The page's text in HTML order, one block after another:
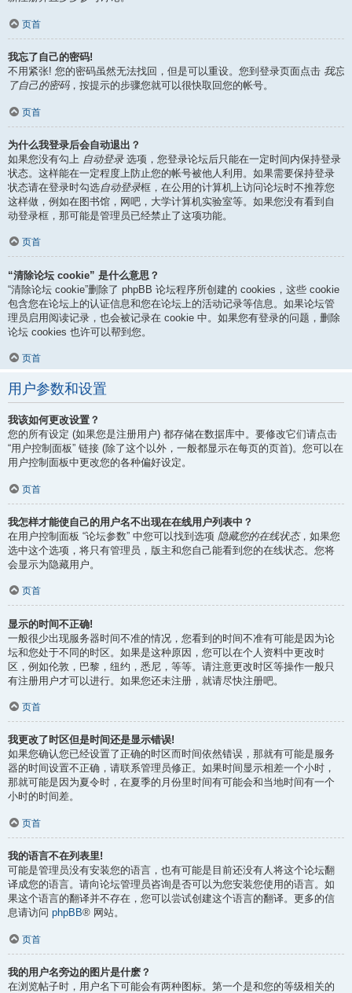
页首
我忘了自己的密码!
不用紧张! 您的密码虽然无法找回，但是可以重设。您到登录页面点击 我忘
了自己的密码，按提示的步骤您就可以很快取回您的帐号。
页首
为什么我登录后会自动退出？
如果您没有勾上 自动登录选项，您登录论坛后只能在一定时间内保持登录
状态。这样能在一定程度上防止您的帐号被他人利用。如果需要保持登录
状态请在登录时勾选自动登录框，在公用的计算机上访问论坛时不推荐您
这样做，例如在图书馆，网吧，大学计算机实验室等。如果您没有看到自
动登录框，那可能是管理员已经禁止了这项功能。
页首
“清除论坛 cookie” 是什么意思？
“清除论坛 cookie”删除了 phpBB 论坛程序所创建的 cookies，这些 cookie
包含您在论坛上的认证信息和您在论坛上的活动记录等信息。如果论坛管
理员启用阅读记录，也会被记录在 cookie 中。如果您有登录的问题，删除
论坛 cookies 也许可以帮到您。
页首
用户参数和设置
我该如何更改设置？
您的所有设定 (如果您是注册用户) 都存储在数据库中。要修改它们请点击
“用户控制面板” 链接 (除了这个以外，一般都显示在每页的页首)。您可以在
用户控制面板中更改您的各种偏好设定。
页首
我怎样才能使自己的用户名不出现在在线用户列表中？
在用户控制面板 “论坛参数” 中您可以找到选项 隐藏您的在线状态，如果您
选中这个选项，将只有管理员，版主和您自己能看到您的在线状态。您将
会显示为隐藏用户。
页首
显示的时间不正确!
一般很少出现服务器时间不准的情况，您看到的时间不准有可能是因为论
坛和您处于不同的时区。如果是这种原因，您可以在个人资料中更改时
区，例如伦敦，巴黎，纽约，悉尼，等等。请注意更改时区等操作一般只
有注册用户才可以进行。如果您还未注册，就请尽快注册吧。
页首
我更改了时区但是时间还是显示错误!
如果您确认您已经设置了正确的时区而时间依然错误，那就有可能是服务
器的时间设置不正确，请联系管理员修正。如果时间显示相差一个小时，
那就可能是因为夏令时，在夏季的月份里时间有可能会和当地时间有一个
小时的时间差。
页首
我的语言不在列表里!
可能是管理员没有安装您的语言，也有可能是目前还没有人将这个论坛翻
译成您的语言。请向论坛管理员咨询是否可以为您安装您使用的语言。如
果这个语言的翻译并不存在，您可以尝试创建这个语言的翻译。更多的信
息请访问 phpBB® 网站。
页首
我的用户名旁边的图片是什麽？
在浏览帖子时，用户名下可能会有两种图标。第一个是和您的等级相关的